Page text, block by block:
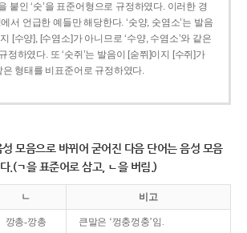
을 붙인 ‘숫’을 표준어형으로 규정하였다. 이러한 경
에서 언급한 예들만 해당한다. ‘숫양, 숫염소’는 발음
[수양], [수염소]가 아니므로 ‘수양, 수염소’와 같은
정하였다. 또 ‘숫쥐’는 발음이 [숟쮜]이지 [수쥐]가
은 형태를 비표준어로 규정하였다.
모음으로 바뀌어 굳어진 다음 단어는 음성 모음
.(ㄱ을 표준어로 삼고, ㄴ을 버림.)
ㄴ 비고
깡총-깡총 큰말은 ‘껑충껑충’임.